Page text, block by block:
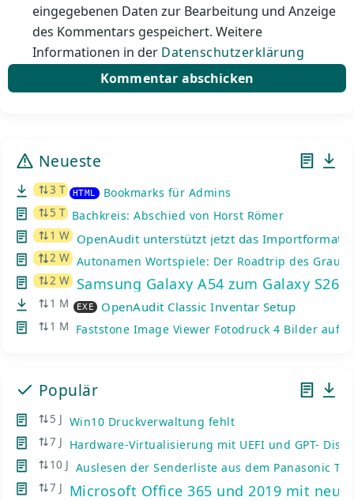
eingegebenen Daten zur Bearbeitung und Anzeige
des Kommentars gespeichert. Weitere
Informationen in der Datenschutzerklärung
Neueste
3 T HTML Bookmarks für Admins
5 T Bachkreis: Abschied von Horst Römer
1 W OpenAudit unterstützt jetzt das Importformat
2 W Autonamen Wortspiele: Der Roadtrip des
2 W Samsung Galaxy A54 zum Galaxy
1 M EXE OpenAudit Classic Inventar Setup
1 M Faststone Image Viewer Fotodruck 4 Bilder auf
Populär
5 J Win10 Druckverwaltung fehlt
7 J Hardware-Virtualisierung mit UEFI und GPT- Disks
10 J Auslesen der Senderliste aus dem Panasonic TV
7 J Microsoft Office 365 und 2019 mit